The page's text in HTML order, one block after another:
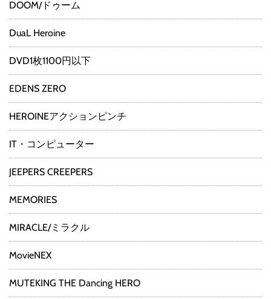
DOOM/ドゥーム
DuaL Heroine
DVD1枚1100円以下
EDENS ZERO
HEROINEアクションピンチ
IT・コンピューター
JEEPERS CREEPERS
MEMORIES
MIRACLE/ミラクル
MovieNEX
MUTEKING THE Dancing HERO